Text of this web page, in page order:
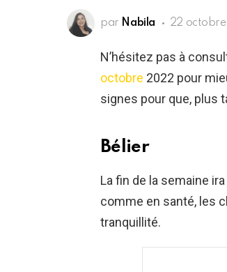
par Nabila 22
N’hésitez pas à
octobre 2022 pour
signes pour que, plus
Bélier
La fin de la semaine
comme en santé, les
tranquillité.